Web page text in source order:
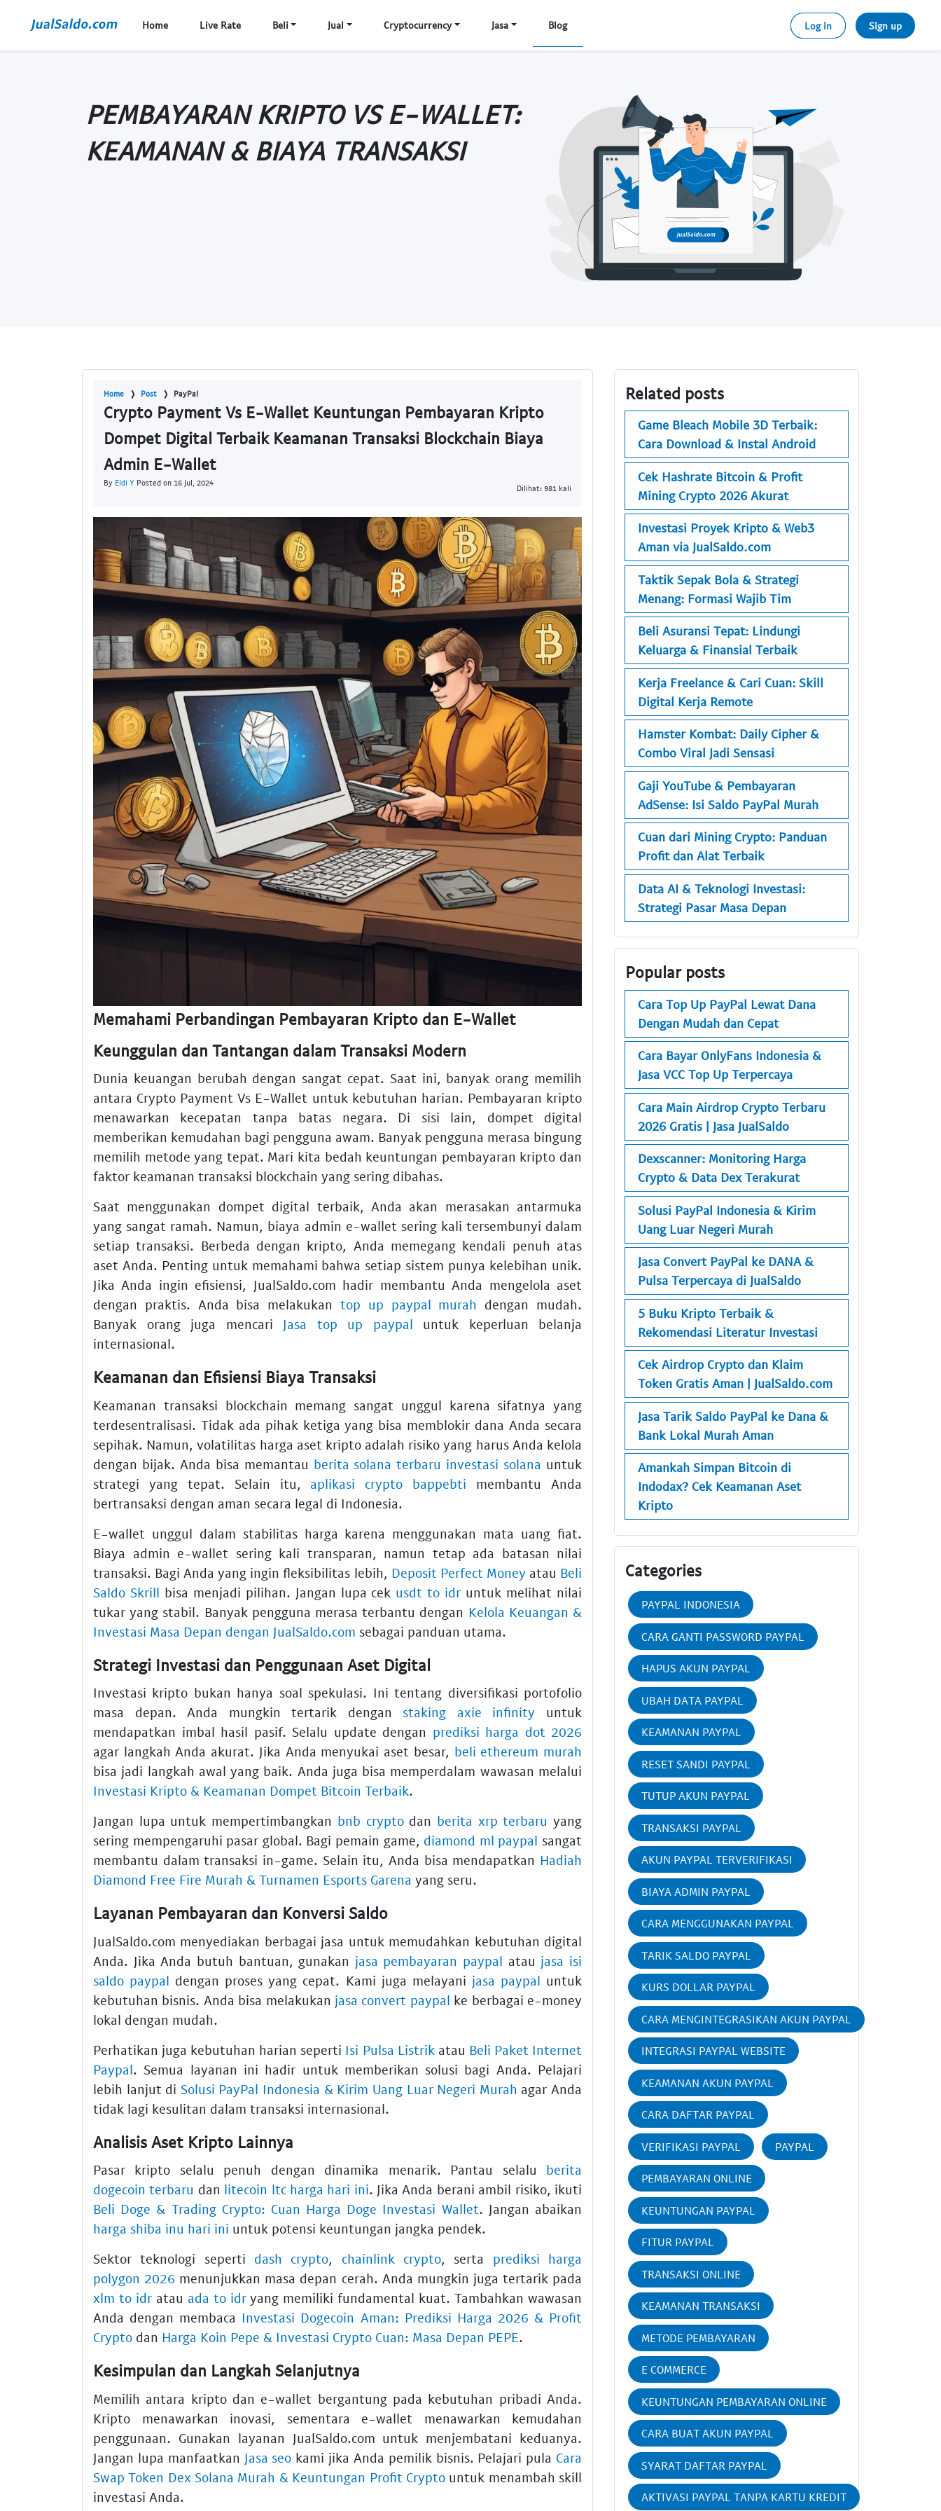
Home Live Rate Beli Jual Cryptocurrency Jasa Blog Log in Sign up
PEMBAYARAN KRIPTO VS E-WALLET:
KEAMANAN & BIAYA TRANSAKSI
Home Post PayPal
Crypto Payment Vs E-Wallet Keuntungan Pembayaran Kripto
Dompet Digital Terbaik Keamanan Transaksi Blockchain Biaya
Admin E-Wallet
By Eldi Y Posted on 16 Jul, 2024
Dilihat: 981 kali
Memahami Perbandingan Pembayaran Kripto dan E-Wallet
Keunggulan dan Tantangan dalam Transaksi Modern
Dunia keuangan berubah dengan sangat cepat. Saat ini, banyak orang memilih
antara Crypto Payment Vs E-Wallet untuk kebutuhan harian. Pembayaran kripto
menawarkan kecepatan tanpa batas negara. Di sisi lain, dompet digital
memberikan kemudahan bagi pengguna awam. Banyak pengguna merasa bingung
memilih metode yang tepat. Mari kita bedah keuntungan pembayaran kripto dan
faktor keamanan transaksi blockchain yang sering dibahas.
Saat menggunakan dompet digital terbaik, Anda akan merasakan antarmuka
yang sangat ramah. Namun, biaya admin e-wallet sering kali tersembunyi dalam
setiap transaksi. Berbeda dengan kripto, Anda memegang kendali penuh atas
aset Anda. Penting untuk memahami bahwa setiap sistem punya kelebihan unik.
Jika Anda ingin efisiensi, JualSaldo.com hadir membantu Anda mengelola aset
dengan praktis. Anda bisa melakukan top up paypal murah
dengan mudah.
Banyak orang juga mencari Jasa top up paypal untuk keperluan belanja
internasional.
Keamanan dan Efisiensi Biaya Transaksi
Keamanan transaksi blockchain memang sangat unggul karena sifatnya yang
terdesentralisasi. Tidak ada pihak ketiga yang bisa memblokir dana Anda secara
sepihak. Namun, volatilitas harga aset kripto adalah risiko yang harus Anda kelola
dengan bijak. Anda bisa memantau berita solana terbaru investasi solana untuk
strategi yang tepat. Selain itu, aplikasi crypto bappebti membantu Anda
bertransaksi dengan aman secara legal di Indonesia.
E-wallet unggul dalam stabilitas harga karena menggunakan mata uang fiat.
Biaya admin e-wallet sering kali transparan, namun tetap ada batasan nilai
transaksi. Bagi Anda yang ingin fleksibilitas lebih, Deposit Perfect Money atau Beli
Saldo Skrill bisa menjadi pilihan. Jangan lupa cek usdt to idr untuk melihat nilai
tukar yang stabil. Banyak pengguna merasa terbantu dengan Kelola Keuangan &
Investasi Masa Depan dengan JualSaldo.com sebagai panduan utama.
Strategi Investasi dan Penggunaan Aset Digital
Investasi kripto bukan hanya soal spekulasi. Ini tentang diversifikasi portofolio
masa depan. Anda mungkin tertarik denganstaking axie infinity untuk
mendapatkan imbal hasil pasif. Selalu update dengan prediksi harga dot 2026
agar langkah Anda akurat. Jika Anda menyukai aset besar, beli ethereum murah
bisa jadi langkah awal yang baik. Anda juga bisa memperdalam wawasan melalui
Investasi Kripto & Keamanan Dompet Bitcoin Terbaik.
Jangan lupa untuk mempertimbangkan bnb cryptodan berita xrp terbaru yang
sering mempengaruhi pasar global. Bagi pemain game, diamond ml paypal sangat
membantu dalam transaksi in-game. Selain itu, Anda bisa mendapatkan Hadiah
Diamond Free Fire Murah & Turnamen Esports Garena yang seru.
Layanan Pembayaran dan Konversi Saldo
JualSaldo.com menyediakan berbagai jasa untuk memudahkan kebutuhan digital
Anda. Jika Anda butuh bantuan, gunakan jasa pembayaran paypal atau jasa isi
saldo paypal dengan proses yang cepat. Kami juga melayani jasa paypal untuk
kebutuhan bisnis. Anda bisa melakukan jasa convert paypal ke berbagai e-money
lokal dengan mudah.
Perhatikan juga kebutuhan harian seperti Isi Pulsa Listrikatau Beli Paket Internet
Paypal. Semua layanan ini hadir untuk memberikan solusi bagi Anda. Pelajari
lebih lanjut di Solusi PayPal Indonesia & Kirim Uang Luar Negeri Murah agar Anda
tidak lagi kesulitan dalam transaksi internasional.
Analisis Aset Kripto Lainnya
Pasar kripto selalu penuh dengan dinamika menarik. Pantau selalu berita
dogecoin terbaru dan litecoin ltc harga hari ini. Jika Anda berani ambil risiko, ikuti
Beli Doge & Trading Crypto: Cuan Harga Doge Investasi Wallet. Jangan abaikan
harga shiba inu hari ini untuk potensi keuntungan jangka pendek.
Sektor teknologi seperti dash crypto, chainlink crypto, serta prediksi harga
polygon 2026 menunjukkan masa depan cerah. Anda mungkin juga tertarik pada
xlm to idratau ada to idryang memiliki fundamental kuat. Tambahkan wawasan
Anda dengan membaca Investasi Dogecoin Aman: Prediksi Harga 2026 & Profit
Crypto dan Harga Koin Pepe & Investasi Crypto Cuan: Masa Depan PEPE.
Kesimpulan dan Langkah Selanjutnya
Memilih antara kripto dan e-wallet bergantung pada kebutuhan pribadi Anda.
Kripto menawarkan inovasi, sementara e-wallet menawarkan kemudahan
penggunaan. Gunakan layanan JualSaldo.com untuk menjembatani keduanya.
Jangan lupa manfaatkan Jasa seo kami jika Anda pemilik bisnis. Pelajari pula Cara
Swap Token Dex Solana Murah & Keuntungan Profit Cryptountuk menambah skill
investasi Anda.
Related posts
Game Bleach Mobile 3D Terbaik:
Cara Download & Instal Android
Cek Hashrate Bitcoin & Profit
Mining Crypto 2026 Akurat
Investasi Proyek Kripto & Web3
Aman via JualSaldo.com
Taktik Sepak Bola & Strategi
Menang: Formasi Wajib Tim
Beli Asuransi Tepat: Lindungi
Keluarga & Finansial Terbaik
Kerja Freelance & Cari Cuan: Skill
Digital Kerja Remote
Hamster Kombat: Daily Cipher &
Combo Viral Jadi Sensasi
Gaji YouTube & Pembayaran
AdSense: Isi Saldo PayPal Murah
Cuan dari Mining Crypto: Panduan
Profit dan Alat Terbaik
Data AI & Teknologi Investasi:
Strategi Pasar Masa Depan
Popular posts
Cara Top Up PayPal Lewat Dana
Dengan Mudah dan Cepat
Cara Bayar OnlyFans Indonesia &
Jasa VCC Top Up Terpercaya
Cara Main Airdrop Crypto Terbaru
2026 Gratis | Jasa JualSaldo
Dexscanner: Monitoring Harga
Crypto & Data Dex Terakurat
Solusi PayPal Indonesia & Kirim
Uang Luar Negeri Murah
Jasa Convert PayPal ke DANA &
Pulsa Terpercaya di JualSaldo
5 Buku Kripto Terbaik &
Rekomendasi Literatur Investasi
Cek Airdrop Crypto dan Klaim
Token Gratis Aman | JualSaldo.com
Jasa Tarik Saldo PayPal ke Dana &
Bank Lokal Murah Aman
Amankah Simpan Bitcoin di
Indodax? Cek Keamanan Aset
Kripto
Categories
PAYPAL INDONESIA
CARA GANTI PASSWORD PAYPAL
HAPUS AKUN PAYPAL
UBAH DATA PAYPAL
KEAMANAN PAYPAL
RESET SANDI PAYPAL
TUTUP AKUN PAYPAL
TRANSAKSI PAYPAL
AKUN PAYPAL TERVERIFIKASI
BIAYA ADMIN PAYPAL
CARA MENGGUNAKAN PAYPAL
TARIK SALDO PAYPAL
KURS DOLLAR PAYPAL
CARA MENGINTEGRASIKAN AKUN PAYPAL
INTEGRASI PAYPAL WEBSITE
KEAMANAN AKUN PAYPAL
CARA DAFTAR PAYPAL
VERIFIKASI PAYPAL PAYPAL
PEMBAYARAN ONLINE
KEUNTUNGAN PAYPAL
FITUR PAYPAL
TRANSAKSI ONLINE
KEAMANAN TRANSAKSI
METODE PEMBAYARAN
E COMMERCE
KEUNTUNGAN PEMBAYARAN ONLINE
CARA BUAT AKUN PAYPAL
SYARAT DAFTAR PAYPAL
AKTIVASI PAYPAL TANPA KARTU KREDIT